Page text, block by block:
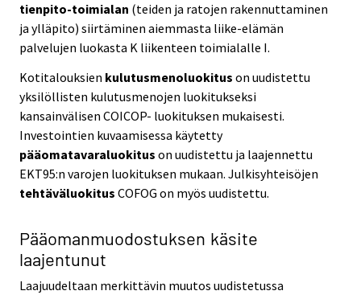
tienpito-toimialan (teiden ja ratojen rakennuttaminen
ja ylläpito) siirtäminen aiemmasta liike-elämän
palvelujen luokasta K liikenteen toimialalle I.
Kotitalouksien kulutusmenoluokitus on uudistettu
yksilöllisten kulutusmenojen luokitukseksi
kansainvälisen COICOP- luokituksen mukaisesti.
Investointien kuvaamisessa käytetty
pääomatavaraluokitus on uudistettu ja laajennettu
EKT95:n varojen luokituksen mukaan. Julkisyhteisöjen
tehtäväluokitus COFOG on myös uudistettu.
Pääomanmuodostuksen käsite
laajentunut
Laajuudeltaan merkittävin muutos uudistetussa